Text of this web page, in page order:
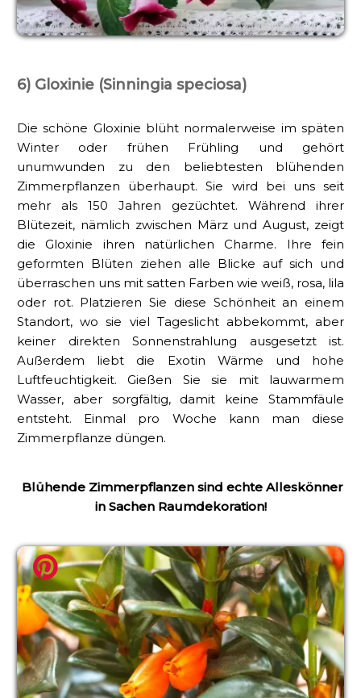
6) Gloxinie (Sinningia speciosa)
Die schöne Gloxinie blüht normalerweise im späten
Winter oder frühen Frühling und gehört
unumwunden zu den beliebtesten blühenden
Zimmerpflanzen überhaupt. Sie wird bei uns seit
mehr als 150 Jahren gezüchtet. Während ihrer
Blütezeit, nämlich zwischen März und August, zeigt
die Gloxinie ihren natürlichen Charme. Ihre fein
geformten Blüten ziehen alle Blicke auf sich und
überraschen uns mit satten Farben wie weiß, rosa, lila
oder rot. Platzieren Sie diese Schönheit an einem
Standort, wo sie viel Tageslicht abbekommt, aber
keiner direkten Sonnenstrahlung ausgesetzt ist.
Außerdem liebt die Exotin Wärme und hohe
Luftfeuchtigkeit. Gießen Sie sie mit lauwarmem
Wasser, aber sorgfältig, damit keine Stammfäule
entsteht. Einmal pro Woche kann man diese
Zimmerpflanze düngen.
Blühende Zimmerpflanzen sind echte Alleskönner
in Sachen Raumdekoration!